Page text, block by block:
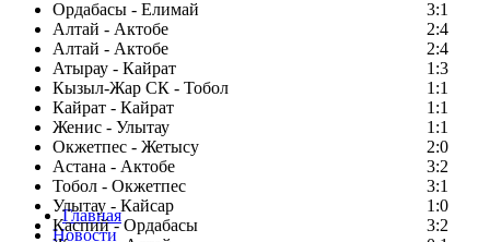
Ордабасы - Елимай
3:1
Алтай - Актобе
2:4
Алтай - Актобе
2:4
Атырау - Кайрат
1:3
Кызыл-Жар СК - Тобол
1:1
Кайрат - Кайрат
1:1
Женис - Улытау
1:1
Окжетпес - Жетысу
2:0
Астана - Актобе
3:2
Тобол - Окжетпес
3:1
Улытау - Кайсар
1:0
Каспий - Ордабасы
3:2
Главная
Новости